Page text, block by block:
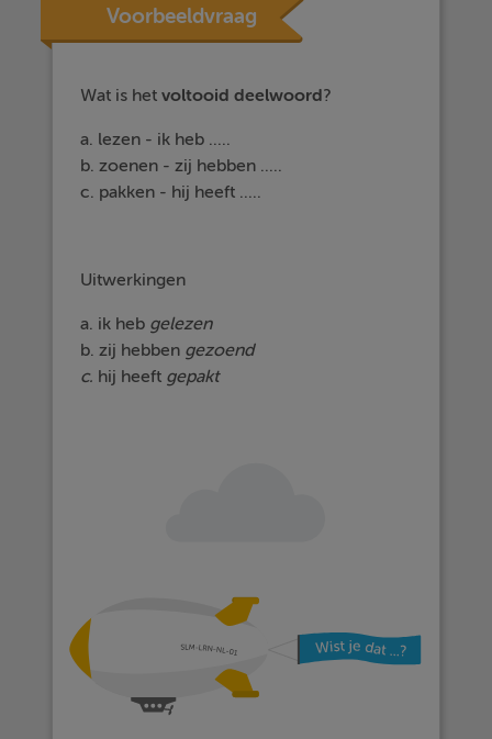
Voorbeeldvraag
Wat is hetvoltooid deelwoord?
a. lezen - ik heb .....
b. zoenen - zij hebben .....
c. pakken - hij heeft .....
Uitwerkingen
a. ik heb gelezen
b. zij hebben gezoend
c. hij heeft gepakt